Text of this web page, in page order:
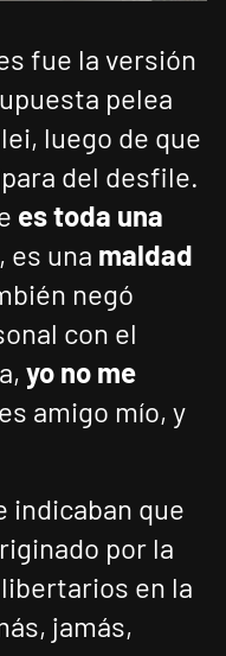
fue la versión
pelea
luego de que
del desfile.
es toda una
, es una maldad
negó
con el
yo no me
amigo mío, y
indicaban que
por la
en la
jamás,